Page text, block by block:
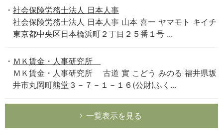
社会保険労務士法人 日本人事
社会保険労務士法人 日本人事 山本 喜一 ヤマモト キイチ
東京都中央区日本橋浜町２丁目２５番１号 ...
ＭＫ賃金・人事研究所
ＭＫ賃金・人事研究所 古道 實 こどう みのる 福井県坂
井市丸岡町熊堂３－７－１－１６(公財)ふく...
一覧表示を見る